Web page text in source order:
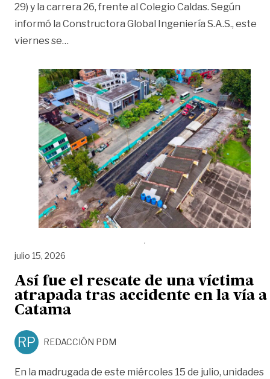
29) y la carrera 26, frente al Colegio Caldas. Según
informó la Constructora Global Ingeniería S.A.S., este
viernes se…
julio 15, 2026
Así fue el rescate de una víctima
atrapada tras accidente en la vía a
Catama
RP REDACCIÓN PDM
En la madrugada de este miércoles 15 de julio, unidades